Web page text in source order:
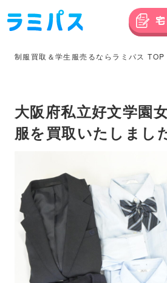
制服買取＆学生服売るならラミパス TOP
大阪府私立好文学園
服を買取いたしまし